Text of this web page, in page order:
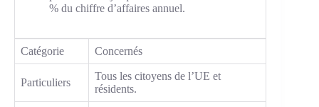
% du chiffre d’affaires annuel.
Catégorie Concernés
Particuliers
Tous les citoyens de l’UE et
résidents.